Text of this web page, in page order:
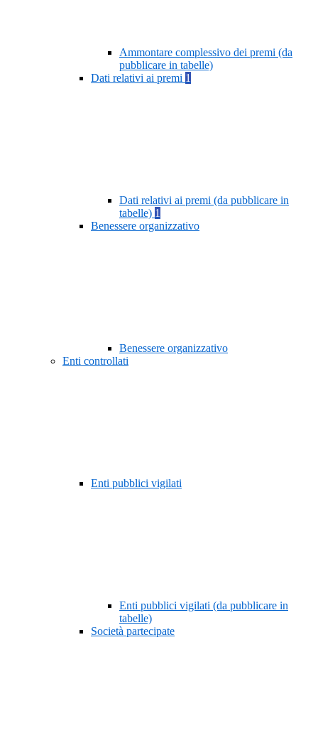
Ammontare complessivo dei premi (da
pubblicare in tabelle)
Dati relativi ai premi 1
Dati relativi ai premi (da pubblicare in
tabelle) 1
Benessere organizzativo
Benessere organizzativo
Enti controllati
Enti pubblici vigilati
Enti pubblici vigilati (da pubblicare in
tabelle)
Società partecipate